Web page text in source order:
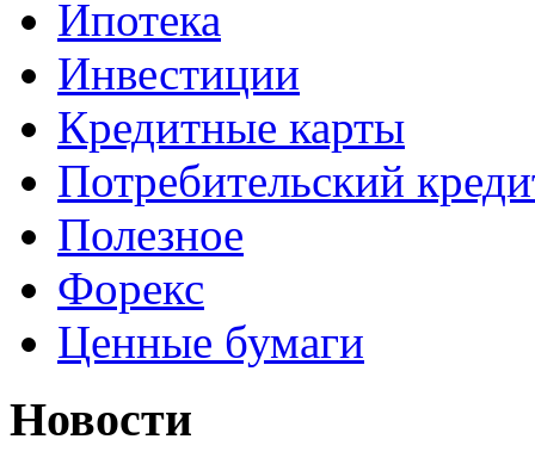
Ипотека
Инвестиции
Кредитные карты
Потребительский
Полезное
Форекс
Ценные бумаги
Новости